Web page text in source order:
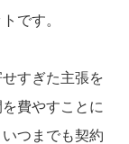
です。
すぎた主張を
費やすことに
つまでも契約